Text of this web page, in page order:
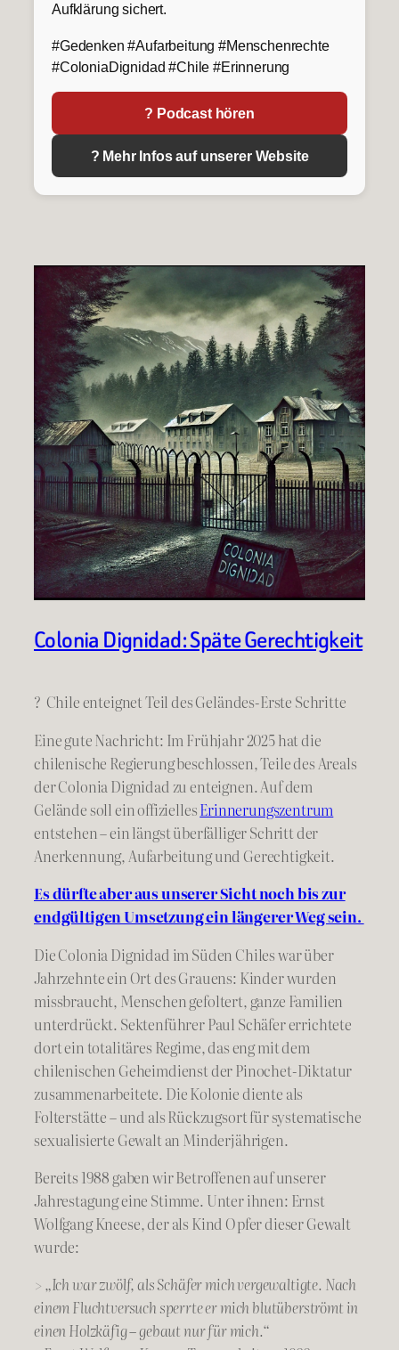
Aufklärung sichert.
#Gedenken #Aufarbeitung #Menschenrechte
#ColoniaDignidad #Chile #Erinnerung
? Podcast hören
? Mehr Infos auf unserer Website
Colonia Dignidad: Späte Gerechtigkeit
? Chile enteignet Teil des Geländes-Erste Schritte
Eine gute Nachricht: Im Frühjahr 2025 hat die
chilenische Regierung beschlossen, Teile des Areals
der Colonia Dignidad zu enteignen. Auf dem
Gelände soll ein offiziellesErinnerungszentrum
entstehen – ein längst überfälliger Schritt der
Anerkennung, Aufarbeitung und Gerechtigkeit.
Es dürfte aber aus unserer Sicht noch bis zur
endgültigen Umsetzung ein längerer Weg sein.
Die Colonia Dignidad im Süden Chiles war über
Jahrzehnte ein Ort des Grauens: Kinder wurden
missbraucht, Menschen gefoltert, ganze Familien
unterdrückt. Sektenführer Paul Schäfer errichtete
dort ein totalitäres Regime, das eng mit dem
chilenischen Geheimdienst der Pinochet-Diktatur
zusammenarbeitete. Die Kolonie diente als
Folterstätte – und als Rückzugsort für systematische
sexualisierte Gewalt an Minderjährigen.
Bereits 1988 gaben wir Betroffenen auf unserer
Jahrestagung eine Stimme. Unter ihnen: Ernst
Wolfgang Kneese, der als Kind Opfer dieser Gewalt
wurde:
> „Ich war zwölf, als Schäfer mich vergewaltigte. Nach
einem Fluchtversuch sperrte er mich blutüberströmt in
einen Holzkäfig – gebaut nur für mich.“